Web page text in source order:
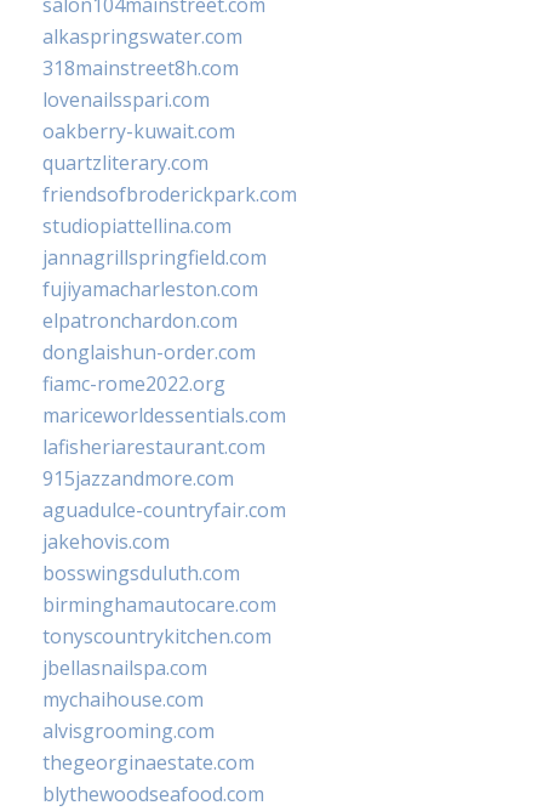
alkaspringswater.com
318mainstreet8h.com
lovenailsspari.com
oakberry-kuwait.com
quartzliterary.com
friendsofbroderickpark.com
studiopiattellina.com
jannagrillspringfield.com
fujiyamacharleston.com
elpatronchardon.com
donglaishun-order.com
fiamc-rome2022.org
mariceworldessentials.com
lafisheriarestaurant.com
915jazzandmore.com
aguadulce-countryfair.com
jakehovis.com
bosswingsduluth.com
birminghamautocare.com
tonyscountrykitchen.com
jbellasnailspa.com
mychaihouse.com
alvisgrooming.com
thegeorginaestate.com
blythewoodseafood.com